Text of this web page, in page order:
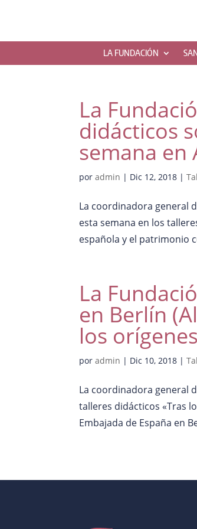
LA FUNDACIÓN
La
didácticos
semana en
poradmin | Dic 12, 2018 |
La coordinadora general
esta semana en los
española y el patrimonio
La
en Berlín
los
poradmin | Dic 10, 2018 |
La coordinadora general
talleres didácticos «Tras
Embajada de España en